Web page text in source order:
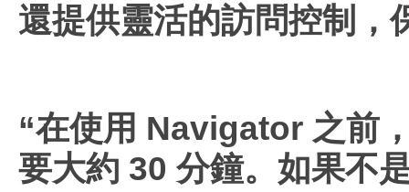
還提供靈活的訪問控制，
“在使用 Navigator 之前
要大約 30 分鐘。如果不